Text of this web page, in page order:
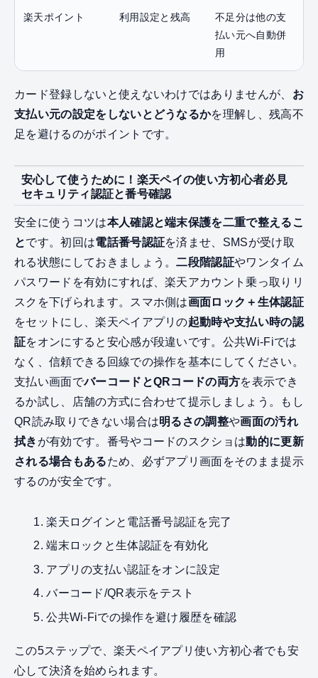
楽天ポイント 利用設定と残高
不足分は他の支
払い元へ自動併
用
カード登録しないと使えないわけではありませんが、 お
支払い元の設定をしないとどうなるかを理解し、残高不
足を避けるのがポイントです。
安心して使うために！楽天ペイの使い方初心者必見
セキュリティ認証と番号確認
安全に使うコツは本人確認と端末保護を二重で整えるこ
とです。初回は電話番号認証を済ませ、SMSが受け取
れる状態にしておきましょう。二段階認証やワンタイム
パスワードを有効にすれば、楽天アカウント乗っ取りリ
スクを下げられます。スマホ側は画面ロック＋生体認証
をセットにし、楽天ペイアプリの起動時や支払い時の認
証をオンにすると安心感が段違いです。公共Wi‑Fiでは
なく、信頼できる回線での操作を基本にしてください。
支払い画面でバーコードとQRコードの両方を表示でき
るか試し、店舗の方式に合わせて提示しましょう。もし
QR読み取りできない場合は明るさの調整や画面の汚れ
拭き が有効です。番号やコードのスクショは動的に更新
される場合もあるため、必ずアプリ画面をそのまま提示
するのが安全です。
楽天ログインと電話番号認証を完了
端末ロックと生体認証を有効化
アプリの支払い認証をオンに設定
バーコード/QR表示をテスト
公共Wi‑Fiでの操作を避け履歴を確認
この5ステップで、楽天ペイアプリ使い方初心者でも安
心して決済を始められます。